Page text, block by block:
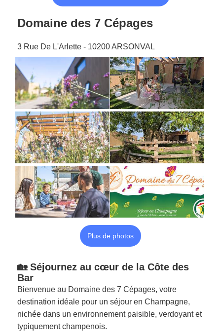
Domaine des 7 Cépages
3 Rue De L'Arlette - 10200 ARSONVAL
Plus de photos
🏡 Séjournez au cœur de la Côte des
Bar
Bienvenue au Domaine des 7 Cépages, votre
destination idéale pour un séjour en Champagne,
nichée dans un environnement paisible, verdoyant et
typiquement champenois.